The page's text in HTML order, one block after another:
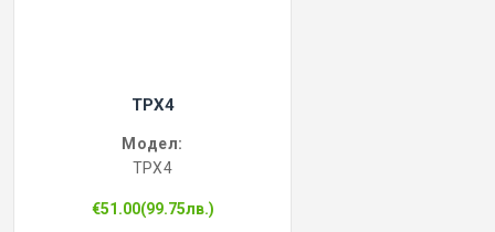
TPX4
Модел:
TPX4
€51.00(99.75лв.)